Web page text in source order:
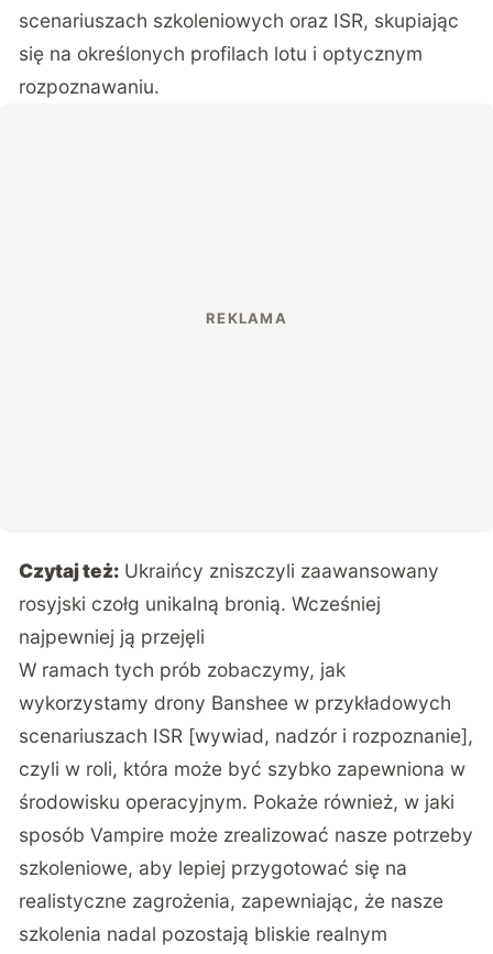
scenariuszach szkoleniowych oraz ISR, skupiając
się na określonych profilach lotu i optycznym
rozpoznawaniu.
Czytaj też: Ukraińcy zniszczyli zaawansowany
rosyjski czołg unikalną bronią. Wcześniej
najpewniej ją przejęli
W ramach tych prób zobaczymy, jak
wykorzystamy drony Banshee w przykładowych
scenariuszach ISR [wywiad, nadzór i rozpoznanie],
czyli w roli, która może być szybko zapewniona w
środowisku operacyjnym. Pokaże również, w jaki
sposób Vampire może zrealizować nasze potrzeby
szkoleniowe, aby lepiej przygotować się na
realistyczne zagrożenia, zapewniając, że nasze
szkolenia nadal pozostają bliskie realnym